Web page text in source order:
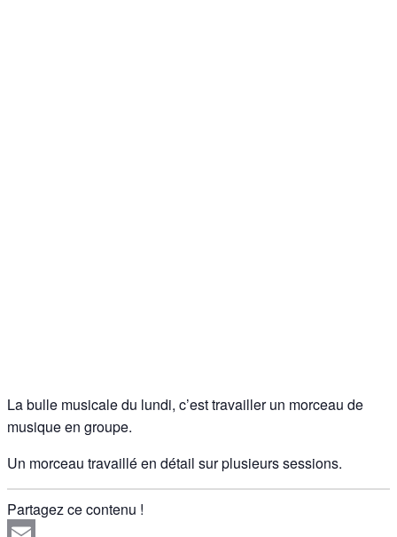
La bulle musicale du lundi, c’est travailler un morceau de
musique en groupe.
Un morceau travaillé en détail sur plusieurs sessions.
Partagez ce contenu !